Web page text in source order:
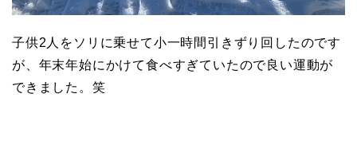
子供2人をソリに乗せて小一時間引きずり回したのです
が、年末年始にかけて食べすぎていたので良い運動が
できました。笑